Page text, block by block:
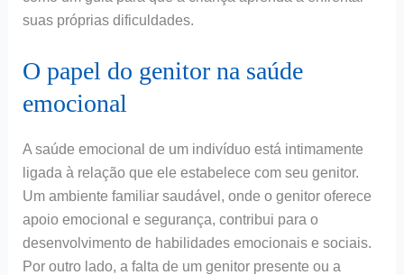
suas próprias dificuldades.
O papel do genitor na saúde
emocional
A saúde emocional de um indivíduo está intimamente
ligada à relação que ele estabelece com seu genitor.
Um ambiente familiar saudável, onde o genitor oferece
apoio emocional e segurança, contribui para o
desenvolvimento de habilidades emocionais e sociais.
Por outro lado, a falta de um genitor presente ou a